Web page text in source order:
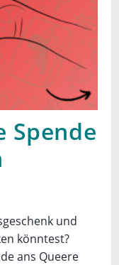
Spende
und
könntest?
ans Queere